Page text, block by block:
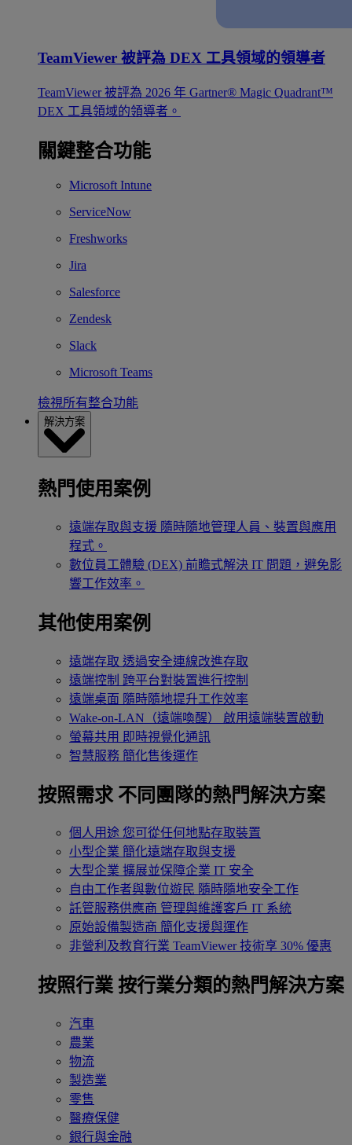
TeamViewer 被評為 DEX 工具領域的領導者
TeamViewer 被評為 2026 年 Gartner® Magic Quadrant™
DEX 工具領域的領導者。
關鍵整合功能
Microsoft Intune
ServiceNow
Freshworks
Jira
Salesforce
Zendesk
Slack
Microsoft Teams
檢視所有整合功能
解決方案
熱門使用案例
遠端存取與支援 隨時隨地管理人員、裝置與應用
程式。
數位員工體驗 (DEX) 前瞻式解決 IT 問題，避免影
響工作效率。
其他使用案例
遠端存取 透過安全連線改進存取
遠端控制 跨平台對裝置進行控制
遠端桌面 隨時隨地提升工作效率
Wake-on-LAN（遠端喚醒）
啟用遠端裝置啟動
螢幕共用 即時視覺化通訊
智慧服務 簡化售後運作
按照需求 不同團隊的熱門解決方案
個人用途 您可從任何地點存取裝置
小型企業 簡化遠端存取與支援
大型企業 擴展並保障企業 IT 安全
自由工作者與數位遊民 隨時隨地安全工作
託管服務供應商 管理與維護客戶 IT 系統
原始設備製造商 簡化支援與運作
非營利及教育行業 TeamViewer 技術享 30% 優惠
按照行業 按行業分類的熱門解決方案
汽車
農業
物流
製造業
零售
醫療保健
銀行與金融